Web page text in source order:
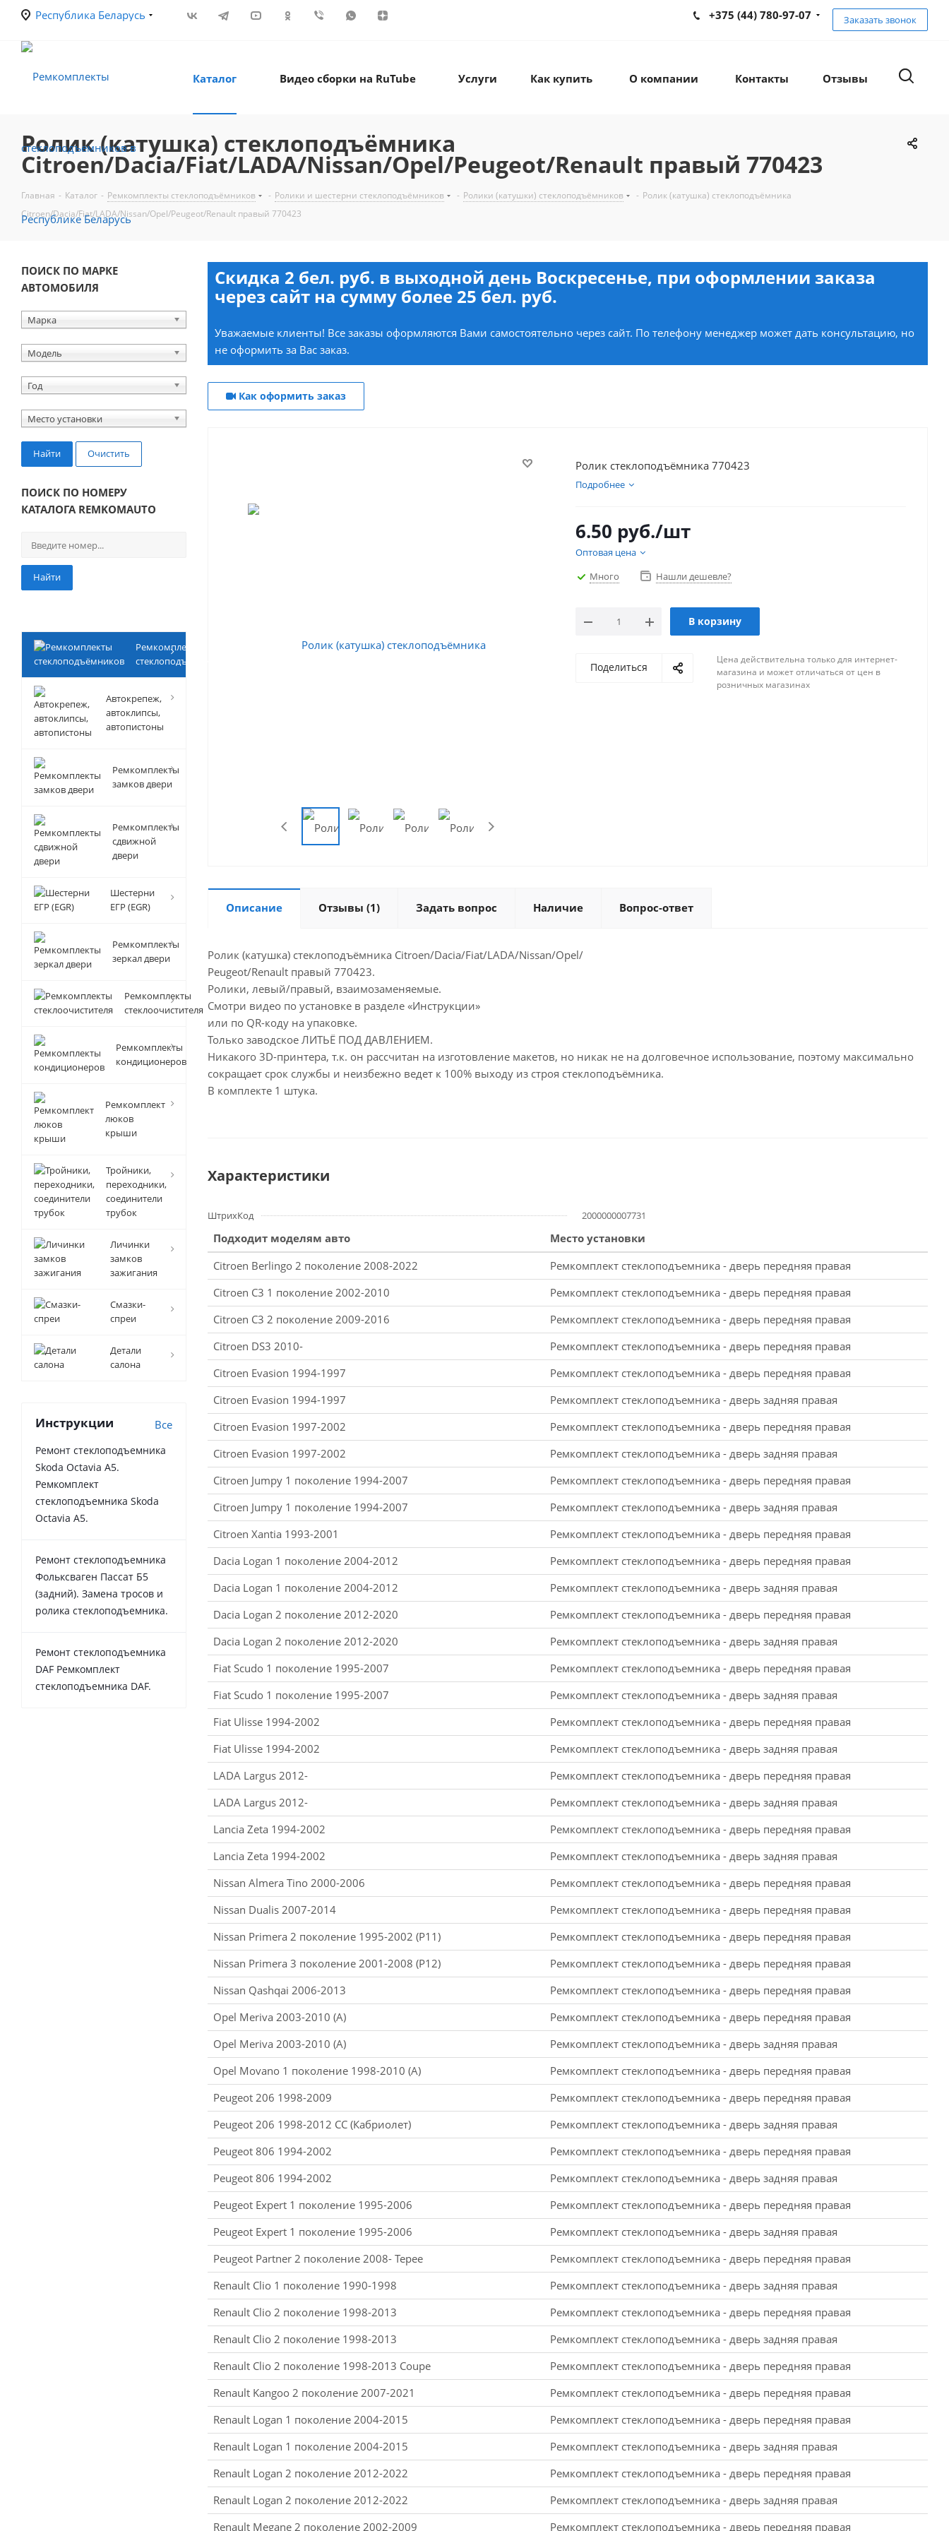
Республика Беларусь +375 (44) 780-97-07 Заказать звонок
Каталог Видео сборки на RuTube Услуги Как купить О компании Контакты Отзывы
Ролик (катушка) стеклоподъёмника
Citroen/Dacia/Fiat/LADA/Nissan/Opel/Peugeot/Renault правый 770423
Главная - Каталог - Ремкомплекты стеклоподъёмников - Ролики и шестерни стеклоподъёмников - Ролики (катушки) стеклоподъёмников - Ролик (катушка) стеклоподъёмника
Citroen/Dacia/Fiat/LADA/Nissan/Opel/Peugeot/Renault правый 770423
ПОИСК ПО МАРКЕ
АВТОМОБИЛЯ
Марка
Модель
Год
Место установки
Найти Очистить
ПОИСК ПО НОМЕРУ
КАТАЛОГА REMKOMAUTO
Найти
Ремкомплекты
стеклоподъёмников
Автокрепеж,
автоклипсы,
автопистоны
Ремкомплекты
замков двери
Ремкомплекты
сдвижной
двери
Шестерни
ЕГР (EGR)
Ремкомплекты
зеркал двери
Ремкомплекты
стеклоочистителя
Ремкомплекты
кондиционеров
Ремкомплект
люков
крыши
Тройники,
переходники,
соединители
трубок
Личинки
замков
зажигания
Смазки-
спреи
Детали
салона
Инструкции Все
Ремонт стеклоподъемника
Skoda Octavia A5.
Ремкомплект
стеклоподъемника Skoda
Octavia A5.
Ремонт стеклоподъемника
Фольксваген Пассат Б5
(задний). Замена тросов и
ролика стеклоподъемника.
Ремонт стеклоподъемника
DAF Ремкомплект
стеклоподъемника DAF.
Скидка 2 бел. руб. в выходной день Воскресенье, при оформлении заказа
через сайт на сумму более 25 бел. руб.
Уважаемые клиенты! Все заказы оформляются Вами самостоятельно через сайт. По телефону менеджер может дать консультацию, но
не оформить за Вас заказ.
Как оформить заказ
Ролик стеклоподъёмника 770423
Подробнее
6.50 руб./шт
Оптовая цена
Много
Нашли дешевле?
В корзину
Поделиться
Цена действительна только для интернет-
магазина и может отличаться от цен в
розничных магазинах
Описание Отзывы (1) Задать вопрос Наличие Вопрос-ответ
Ролик (катушка) стеклоподъёмника Citroen/Dacia/Fiat/LADA/Nissan/Opel/
Peugeot/Renault правый 770423.
Ролики, левый/правый, взаимозаменяемые.
Смотри видео по установке в разделе «Инструкции»
или по QR-коду на упаковке.
Только заводское ЛИТЬЁ ПОД ДАВЛЕНИЕМ.
Никакого 3D-принтера, т.к. он рассчитан на изготовление макетов, но никак не на долговечное использование, поэтому максимально
сокращает срок службы и неизбежно ведет к 100% выходу из строя стеклоподъёмника.
В комплекте 1 штука.
Характеристики
ШтрихКод 2000000007731
Подходит моделям авто
Место установки
Citroen Berlingo 2 поколение 2008-2022
Ремкомплект стеклоподъемника - дверь передняя правая
Citroen C3 1 поколение 2002-2010
Ремкомплект стеклоподъемника - дверь передняя правая
Citroen C3 2 поколение 2009-2016
Ремкомплект стеклоподъемника - дверь передняя правая
Citroen DS3 2010-
Ремкомплект стеклоподъемника - дверь передняя правая
Citroen Evasion 1994-1997
Ремкомплект стеклоподъемника - дверь передняя правая
Citroen Evasion 1994-1997
Ремкомплект стеклоподъемника - дверь задняя правая
Citroen Evasion 1997-2002
Ремкомплект стеклоподъемника - дверь передняя правая
Citroen Evasion 1997-2002
Ремкомплект стеклоподъемника - дверь задняя правая
Citroen Jumpy 1 поколение 1994-2007
Ремкомплект стеклоподъемника - дверь передняя правая
Citroen Jumpy 1 поколение 1994-2007
Ремкомплект стеклоподъемника - дверь задняя правая
Citroen Xantia 1993-2001
Ремкомплект стеклоподъемника - дверь передняя правая
Dacia Logan 1 поколение 2004-2012
Ремкомплект стеклоподъемника - дверь передняя правая
Dacia Logan 1 поколение 2004-2012
Ремкомплект стеклоподъемника - дверь задняя правая
Dacia Logan 2 поколение 2012-2020
Ремкомплект стеклоподъемника - дверь передняя правая
Dacia Logan 2 поколение 2012-2020
Ремкомплект стеклоподъемника - дверь задняя правая
Fiat Scudo 1 поколение 1995-2007
Ремкомплект стеклоподъемника - дверь передняя правая
Fiat Scudo 1 поколение 1995-2007
Ремкомплект стеклоподъемника - дверь задняя правая
Fiat Ulisse 1994-2002
Ремкомплект стеклоподъемника - дверь передняя правая
Fiat Ulisse 1994-2002
Ремкомплект стеклоподъемника - дверь задняя правая
LADA Largus 2012-
Ремкомплект стеклоподъемника - дверь передняя правая
LADA Largus 2012-
Ремкомплект стеклоподъемника - дверь задняя правая
Lancia Zeta 1994-2002
Ремкомплект стеклоподъемника - дверь передняя правая
Lancia Zeta 1994-2002
Ремкомплект стеклоподъемника - дверь задняя правая
Nissan Almera Tino 2000-2006
Ремкомплект стеклоподъемника - дверь передняя правая
Nissan Dualis 2007-2014
Ремкомплект стеклоподъемника - дверь передняя правая
Nissan Primera 2 поколение 1995-2002 (P11)
Ремкомплект стеклоподъемника - дверь передняя правая
Nissan Primera 3 поколение 2001-2008 (P12)
Ремкомплект стеклоподъемника - дверь передняя правая
Nissan Qashqai 2006-2013
Ремкомплект стеклоподъемника - дверь передняя правая
Opel Meriva 2003-2010 (A)
Ремкомплект стеклоподъемника - дверь передняя правая
Opel Meriva 2003-2010 (A)
Ремкомплект стеклоподъемника - дверь задняя правая
Opel Movano 1 поколение 1998-2010 (A)
Ремкомплект стеклоподъемника - дверь передняя правая
Peugeot 206 1998-2009
Ремкомплект стеклоподъемника - дверь передняя правая
Peugeot 206 1998-2012 CC (Кабриолет)
Ремкомплект стеклоподъемника - дверь задняя правая
Peugeot 806 1994-2002
Ремкомплект стеклоподъемника - дверь передняя правая
Peugeot 806 1994-2002
Ремкомплект стеклоподъемника - дверь задняя правая
Peugeot Expert 1 поколение 1995-2006
Ремкомплект стеклоподъемника - дверь передняя правая
Peugeot Expert 1 поколение 1995-2006
Ремкомплект стеклоподъемника - дверь задняя правая
Peugeot Partner 2 поколение 2008- Tepee
Ремкомплект стеклоподъемника - дверь передняя правая
Renault Clio 1 поколение 1990-1998
Ремкомплект стеклоподъемника - дверь задняя правая
Renault Clio 2 поколение 1998-2013
Ремкомплект стеклоподъемника - дверь передняя правая
Renault Clio 2 поколение 1998-2013
Ремкомплект стеклоподъемника - дверь задняя правая
Renault Clio 2 поколение 1998-2013 Coupe
Ремкомплект стеклоподъемника - дверь передняя правая
Renault Kangoo 2 поколение 2007-2021
Ремкомплект стеклоподъемника - дверь передняя правая
Renault Logan 1 поколение 2004-2015
Ремкомплект стеклоподъемника - дверь передняя правая
Renault Logan 1 поколение 2004-2015
Ремкомплект стеклоподъемника - дверь задняя правая
Renault Logan 2 поколение 2012-2022
Ремкомплект стеклоподъемника - дверь передняя правая
Renault Logan 2 поколение 2012-2022
Ремкомплект стеклоподъемника - дверь задняя правая
Renault Megane 2 поколение 2002-2009
Ремкомплект стеклоподъемника - дверь передняя правая